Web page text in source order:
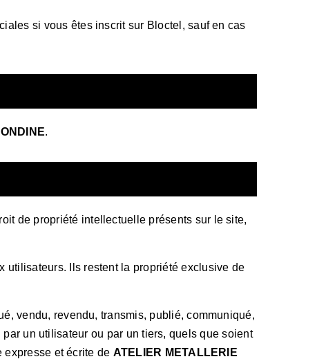
si vous êtes inscrit sur Bloctel, sauf en cas
.
de propriété intellectuelle présents sur le site,
utilisateurs. Ils restent la propriété exclusive de
vendu, revendu, transmis, publié, communiqué,
un utilisateur ou par un tiers, quels que soient
expresse et écrite de ATELIER METALLERIE